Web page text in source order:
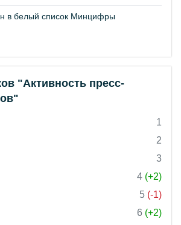
в белый список Минцифры
"Активность пресс-
1
2
3
4 (+2)
5 (-1)
6 (+2)